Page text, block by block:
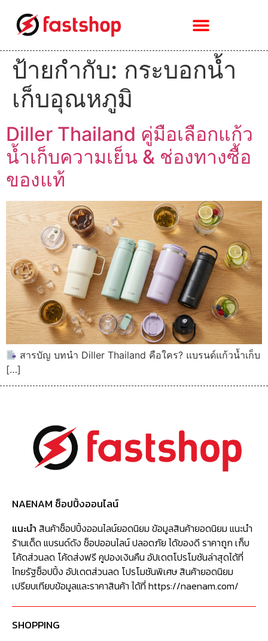
ป้ายกำกับ: กระบอกน้ำ
เก็บอุณหภูมิ
Diller Thailand คู่มือเลือกแก้ว
น้ำเก็บความเย็น & ช่องทางซื้อ
ของแท้
สารบัญ บทนำ Diller Thailand คือใคร? แบรนด์แก้วน้ำเก็บ
[…]
NAENAM ช็อปปิ้งออนไลน์
แนะนำ สินค้าช็อปปิ้งออนไลน์ยอดนิยม ข้อมูลสินค้ายอดนิยม แนะนำ
ร้านเด็ด แบรนด์ดัง ช็อปออนไลน์ ปลอดภัย ได้ของดี ราคาถูก เก็บ
โค้ดส่วนลด โค้ดส่งฟรี คูปองเงินคืน อัปเดตโปรโมชันล่าสุดได้ที่
ไทยรัฐช็อปปิ้ง อัปเดตส่วนลด โปรโมชันพิเศษ สินค้ายอดนิยม
เปรียบเทียบข้อมูลและราคาสินค้า ได้ที่ https://naenam.com/
SHOPPING